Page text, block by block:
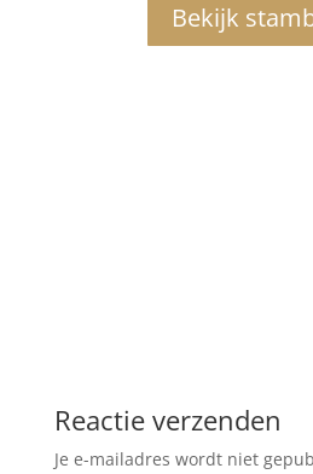
Bekijk
Reactie verzenden
Je e-mailadres wordt niet